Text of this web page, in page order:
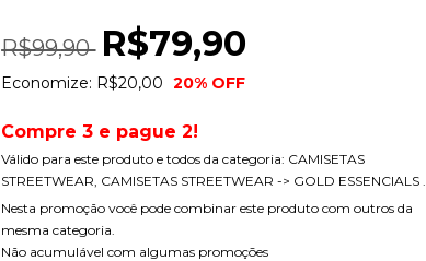
R$99,90 R$79,90
Economize: R$20,00 20% OFF
Compre 3 e pague 2!
Válido para este produto e todos da categoria: CAMISETAS
STREETWEAR, CAMISETAS STREETWEAR -> GOLD ESSENCIALS .
Nesta promoção você pode combinar este produto com outros da
mesma categoria.
Não acumulável com algumas promoções